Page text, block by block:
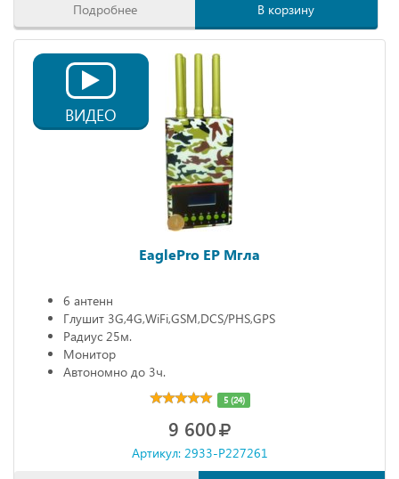
Подробнее В корзину
ВИДЕО
EaglePro EP Мгла
6 антенн
Глушит 3G,4G,WiFi,GSM,DCS/PHS,GPS
Радиус 25м.
Монитор
Автономно до 3ч.
5 (24)
9 600
Артикул: 2933-P227261